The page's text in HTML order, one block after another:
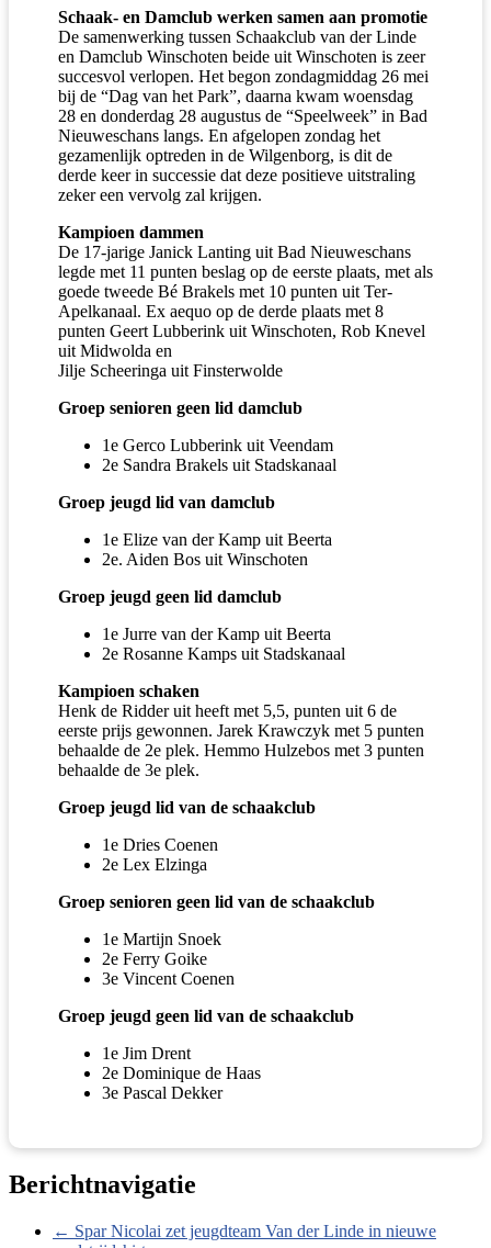
Schaak- en Damclub werken samen aan promotie
De samenwerking tussen Schaakclub van der Linde
en Damclub Winschoten beide uit Winschoten is zeer
succesvol verlopen. Het begon zondagmiddag 26 mei
bij de “Dag van het Park”, daarna kwam woensdag
28 en donderdag 28 augustus de “Speelweek” in Bad
Nieuweschans langs. En afgelopen zondag het
gezamenlijk optreden in de Wilgenborg, is dit de
derde keer in successie dat deze positieve uitstraling
zeker een vervolg zal krijgen.
Kampioen dammen
De 17-jarige Janick Lanting uit Bad Nieuweschans
legde met 11 punten beslag op de eerste plaats, met als
goede tweede Bé Brakels met 10 punten uit Ter-
Apelkanaal. Ex aequo op de derde plaats met 8
punten Geert Lubberink uit Winschoten, Rob Knevel
uit Midwolda en
Jilje Scheeringa uit Finsterwolde
Groep senioren geen lid damclub
1e Gerco Lubberink uit Veendam
2e Sandra Brakels uit Stadskanaal
Groep jeugd lid van damclub
1e Elize van der Kamp uit Beerta
2e. Aiden Bos uit Winschoten
Groep jeugd geen lid damclub
1e Jurre van der Kamp uit Beerta
2e Rosanne Kamps uit Stadskanaal
Kampioen schaken
Henk de Ridder uit heeft met 5,5, punten uit 6 de
eerste prijs gewonnen. Jarek Krawczyk met 5 punten
behaalde de 2e plek. Hemmo Hulzebos met 3 punten
behaalde de 3e plek.
Groep jeugd lid van de schaakclub
1e Dries Coenen
2e Lex Elzinga
Groep senioren geen lid van de schaakclub
1e Martijn Snoek
2e Ferry Goike
3e Vincent Coenen
Groep jeugd geen lid van de schaakclub
1e Jim Drent
2e Dominique de Haas
3e Pascal Dekker
Berichtnavigatie
← Spar Nicolai zet jeugdteam Van der Linde in nieuwe